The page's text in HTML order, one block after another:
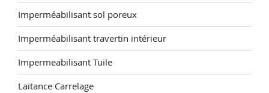
Imperméabilisant sol poreux
Imperméabilisant travertin intérieur
Impermeabilisant Tuile
Laitance Carrelage